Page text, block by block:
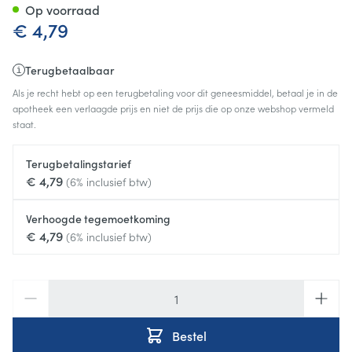
€ 4,79
Terugbetaalbaar
Als je recht hebt op een terugbetaling voor dit geneesmiddel, betaal je in de
apotheek een verlaagde prijs en niet de prijs die op onze webshop vermeld
staat.
Terugbetalingstarief
€ 4,79 (6% inclusief btw)
Verhoogde tegemoetkoming
€ 4,79 (6% inclusief btw)
Bestel
Op voorraad